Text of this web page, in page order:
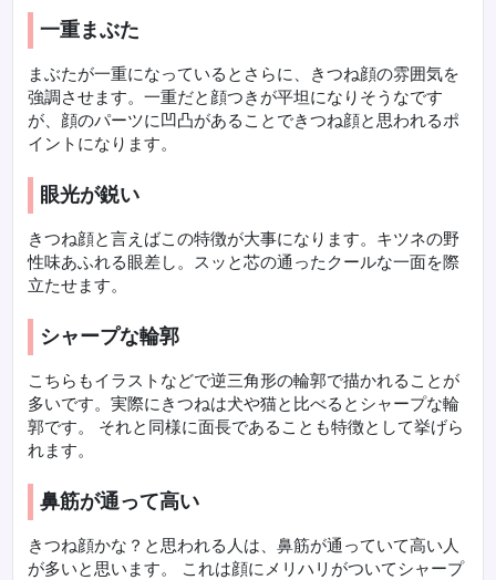
一重まぶた
まぶたが一重になっているとさらに、きつね顔の雰囲気を
強調させます。一重だと顔つきが平坦になりそうなです
が、顔のパーツに凹凸があることできつね顔と思われるポ
イントになります。
眼光が鋭い
きつね顔と言えばこの特徴が大事になります。キツネの野
性味あふれる眼差し。スッと芯の通ったクールな一面を際
立たせます。
シャープな輪郭
こちらもイラストなどで逆三角形の輪郭で描かれることが
多いです。実際にきつねは犬や猫と比べるとシャープな輪
郭です。 それと同様に面長であることも特徴として挙げら
れます。
鼻筋が通って高い
きつね顔かな？と思われる人は、鼻筋が通っていて高い人
が多いと思います。 これは顔にメリハリがついてシャープ